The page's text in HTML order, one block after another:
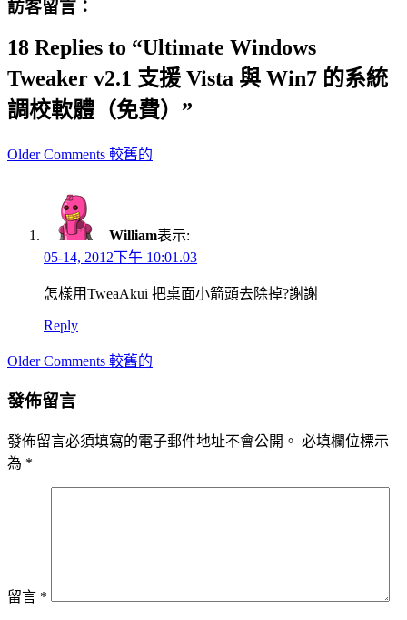
訪客留言：
18 Replies to “Ultimate Windows
Tweaker v2.1 支援 Vista 與 Win7 的系統
調校軟體（免費）”
Comment
Older Comments 較舊的
William表示:
05-14, 2012下午 10:01.03
怎樣用TweaAkui 把桌面小箭頭去除掉?謝謝
Reply
Comment
Older Comments 較舊的
發佈留言
發佈留言必須填寫的電子郵件地址不會公開。 必填欄位標示
為 *
留言 *